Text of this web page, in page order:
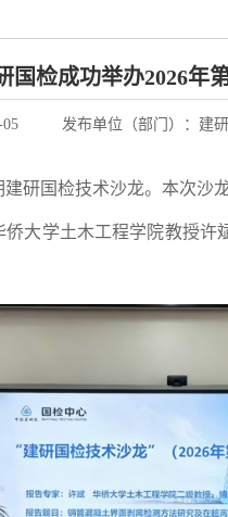
国检成功举办2026年
发布单位（部门）： 建
建研国检技术沙龙。本次
大学土木工程学院教授